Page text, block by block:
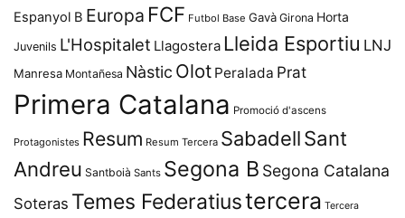
Espanyol B Europa FCF Futbol Base Gavà Girona Horta
Juvenils L'Hospitalet Llagostera Lleida Esportiu LNJ
Manresa Montañesa Nàstic Olot Peralada Prat
Primera Catalana Promoció d'ascens
Protagonistes Resum Resum Tercera SabadellSant
Andreu Santboià Sants Segona B Segona Catalana
Soteras Temes Federatiustercera Tercera